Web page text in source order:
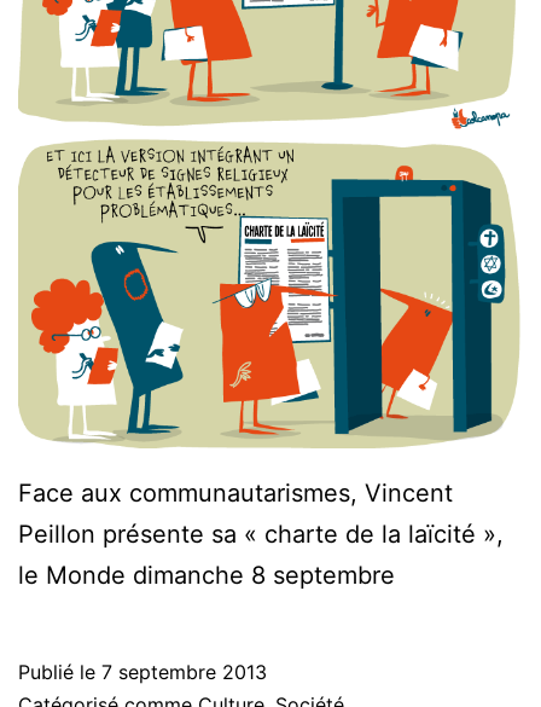
Face aux communautarismes, Vincent
Peillon présente sa « charte de la laïcité »,
le Monde dimanche 8 septembre
Publié le 7 septembre 2013